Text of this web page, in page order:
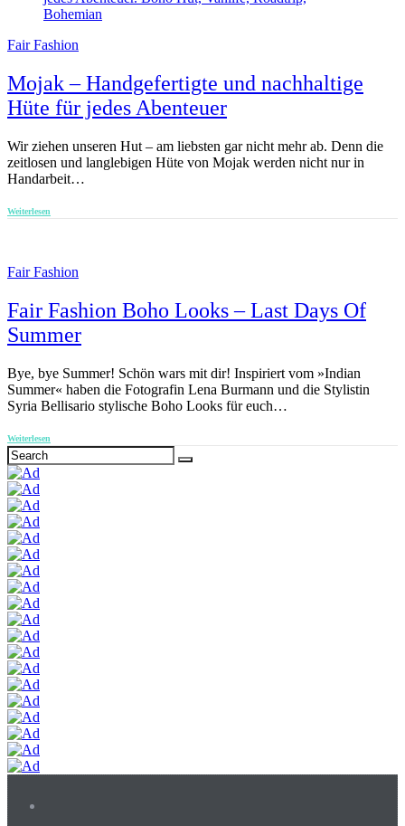
Fair Fashion
Mojak – Handgefertigte und nachhaltige
Hüte für jedes Abenteuer
Wir ziehen unseren Hut – am liebsten gar nicht mehr ab. Denn die
zeitlosen und langlebigen Hüte von Mojak werden nicht nur in
Handarbeit…
Weiterlesen
Fair Fashion
Fair Fashion Boho Looks – Last Days Of
Summer
Bye, bye Summer! Schön wars mit dir! Inspiriert vom »Indian
Summer« haben die Fotografin Lena Burmann und die Stylistin
Syria Bellisario stylische Boho Looks für euch…
Weiterlesen